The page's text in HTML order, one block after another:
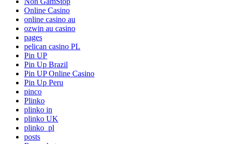
Online Casino
online casino au
ozwin au casino
pages
pelican casino PL
Pin UP
Pin Up Brazil
Pin UP Online Casino
Pin Up Peru
pinco
Plinko
plinko in
plinko UK
plinko_pl
posts